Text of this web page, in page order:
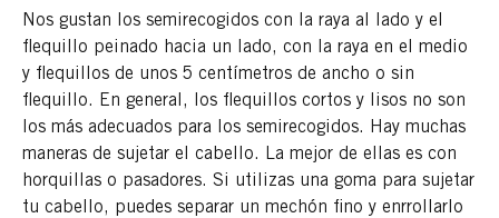
Nos gustan los semirecogidos con la raya al lado y el
flequillo peinado hacia un lado, con la raya en el medio
y flequillos de unos 5 centímetros de ancho o sin
flequillo. En general, los flequillos cortos y lisos no son
los más adecuados para los semirecogidos. Hay muchas
maneras de sujetar el cabello. La mejor de ellas es con
horquillas o pasadores. Si utilizas una goma para sujetar
tu cabello, puedes separar un mechón fino y enrrollarlo